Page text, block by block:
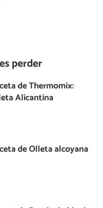
perder
de Thermomix:
Alicantina
de Olleta alcoyana